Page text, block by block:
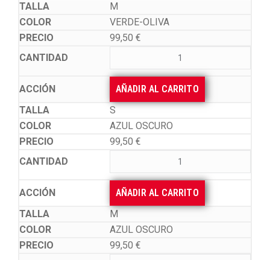
M
VERDE-OLIVA
99,50 €
AÑADIR AL CARRITO
S
AZUL OSCURO
99,50 €
AÑADIR AL CARRITO
M
AZUL OSCURO
99,50 €